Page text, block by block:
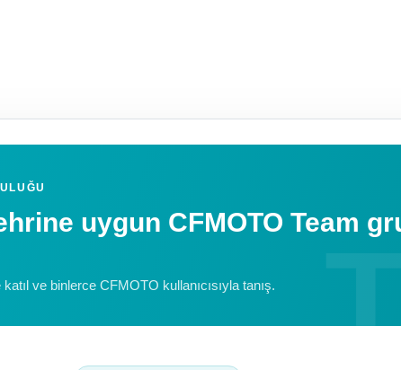
uygun CFMOTO Team
ve binlerce CFMOTO kullanıcısıyla tanış.